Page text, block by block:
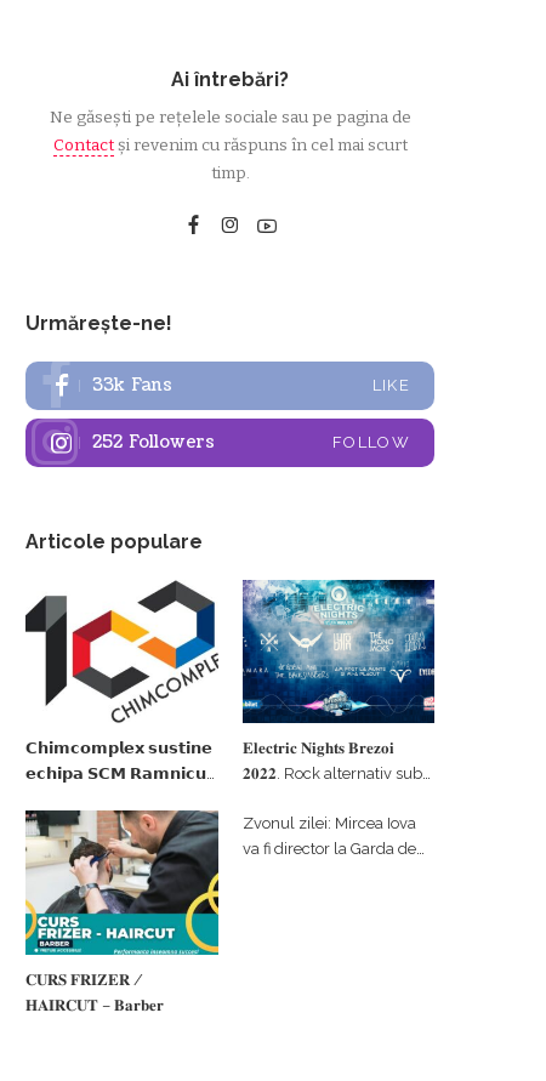
Ai întrebări?
Ne găsești pe rețelele sociale sau pe pagina de
Contactși revenim cu răspuns în cel mai scurt
timp.
Urmărește-ne!
33k Fans LIKE
252 Followers FOLLOW
Articole populare
𝗖𝗵𝗶𝗺𝗰𝗼𝗺𝗽𝗹𝗲𝘅 𝘀𝘂𝘀𝘁𝗶𝗻𝗲
𝗲𝗰𝗵𝗶𝗽𝗮 𝗦𝗖𝗠 𝗥𝗮𝗺𝗻𝗶𝗰𝘂
𝗽𝗮𝗿𝘁𝗲𝗻𝗲𝗿 𝗳𝗶𝗻𝗮𝗻𝘁𝗮𝘁𝗼𝗿
𝐄𝐥𝐞𝐜𝐭𝐫𝐢𝐜 𝐍𝐢𝐠𝐡𝐭𝐬 𝐁𝐫𝐞𝐳𝐨𝐢
𝟐𝟎𝟐𝟐. Rock alternativ sub
#𝐁𝐫𝐞𝐳𝐨𝐢𝐮𝐥𝐋𝐮𝐦𝐢𝐢
𝐂𝐔𝐑𝐒 𝐅𝐑𝐈𝐙𝐄𝐑 /
𝐇𝐀𝐈𝐑𝐂𝐔𝐓 – 𝐁𝐚𝐫𝐛𝐞𝐫
Zvonul zilei: Mircea Iova
va fi director la Garda de